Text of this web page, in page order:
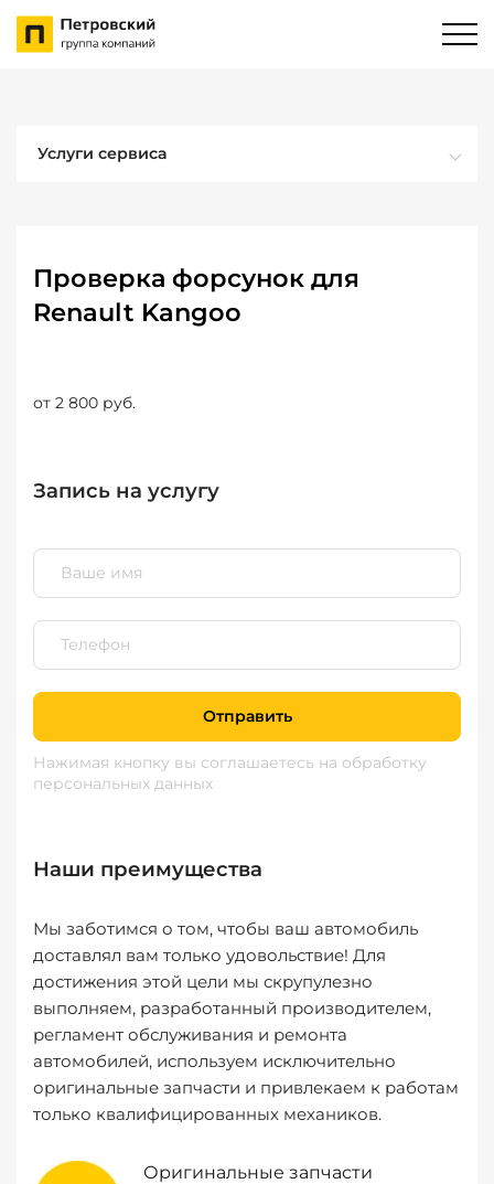
Услуги сервиса
Проверка форсунок для
Renault Kangoo
от 2 800 руб.
Запись на услугу
Отправить
Нажимая кнопку вы соглашаетесь на обработку
персональных данных
Наши преимущества
Мы заботимся о том, чтобы ваш автомобиль
доставлял вам только удовольствие! Для
достижения этой цели мы скрупулезно
выполняем, разработанный производителем,
регламент обслуживания и ремонта
автомобилей, используем исключительно
оригинальные запчасти и привлекаем к работам
только квалифицированных механиков.
Оригинальные запчасти